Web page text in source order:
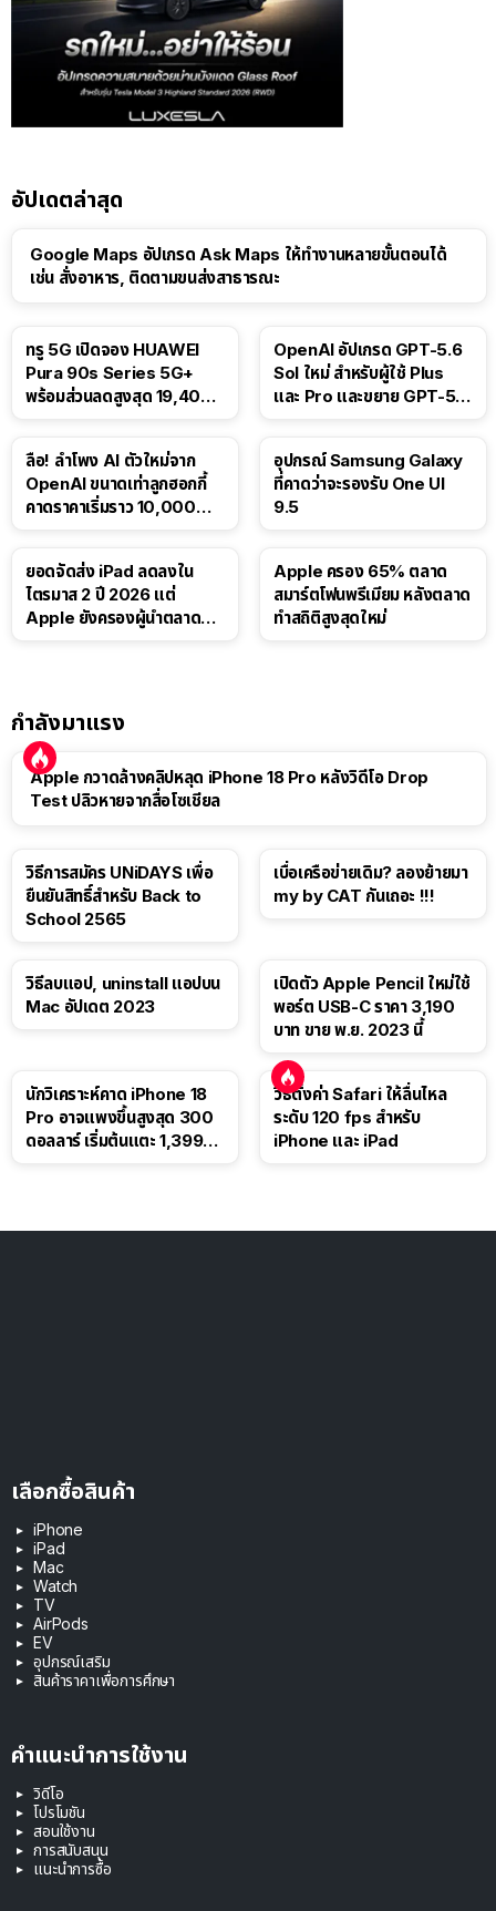
อัปเดตล่าสุด
Google Maps อัปเกรด Ask Maps ให้ทำงานหลายขั้นตอนได้
เช่น สั่งอาหาร, ติดตามขนส่งสาธารณะ
ทรู 5G เปิดจอง HUAWEI
Pura 90s Series 5G+
พร้อมส่วนลดสูงสุด 19,400
OpenAI อัปเกรด GPT-5.6
Sol ใหม่ สำหรับผู้ใช้ Plus
และ Pro และขยาย GPT-5.6
ลือ! ลำโพง AI ตัวใหม่จาก
OpenAI ขนาดเท่าลูกฮอกกี้
คาดราคาเริ่มราว 10,000
อุปกรณ์ Samsung Galaxy
ที่คาดว่าจะรองรับ One UI
9.5
ยอดจัดส่ง iPad ลดลงใน
ไตรมาส 2 ปี 2026 แต่
Apple ยังครองผู้นำตลาด
Apple ครอง 65% ตลาด
สมาร์ตโฟนพรีเมียม หลังตลาด
ทำสถิติสูงสุดใหม่
กำลังมาแรง
Apple กวาดล้างคลิปหลุด iPhone 18 Pro หลังวิดีโอ Drop
Test ปลิวหายจากสื่อโซเชียล
วิธีการสมัคร UNiDAYS เพื่อ
ยืนยันสิทธิ์สำหรับ Back to
School 2565
เบื่อเครือข่ายเดิม? ลองย้ายมา
my by CAT กันเถอะ !!!
วิธีลบแอป, uninstall แอปบน
Mac อัปเดต 2023
เปิดตัว Apple Pencil ใหม่ใช้
พอร์ต USB-C ราคา 3,190
บาท ขาย พ.ย. 2023 นี้
นักวิเคราะห์คาด iPhone 18
Pro อาจแพงขึ้นสูงสุด 300
ดอลลาร์ เริ่มต้นแตะ 1,399
วิธีตั้งค่า Safari ให้ลื่นไหล
ระดับ 120 fps สำหรับ
iPhone และ iPad
เลือกซื้อสินค้า
iPhone
iPad
Mac
Watch
TV
AirPods
EV
อุปกรณ์เสริม
สินค้าราคาเพื่อการศึกษา
คำแนะนำการใช้งาน
วิดีโอ
โปรโมชัน
สอนใช้งาน
การสนับสนุน
แนะนำการซื้อ